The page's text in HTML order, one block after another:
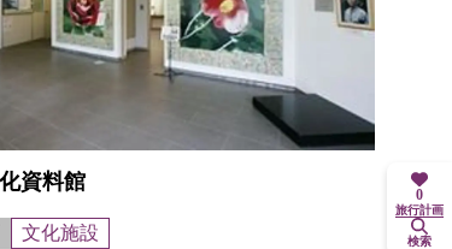
資料館
文化施設
0
旅行計画
検索